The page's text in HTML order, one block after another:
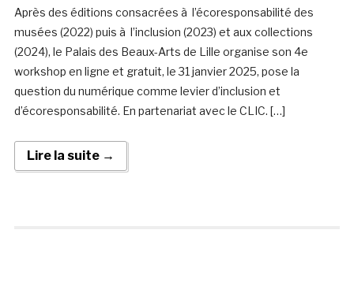
Après des éditions consacrées à l’écoresponsabilité des
musées (2022) puis à l’inclusion (2023) et aux collections
(2024), le Palais des Beaux-Arts de Lille organise son 4e
workshop en ligne et gratuit, le 31 janvier 2025, pose la
question du numérique comme levier d’inclusion et
d’écoresponsabilité. En partenariat avec le CLIC. […]
Lire la suite →